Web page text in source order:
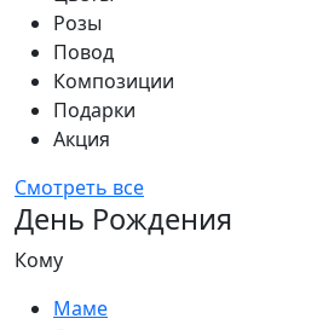
Розы
Повод
Композиции
Подарки
Акция
Смотреть все
День Рождения
Кому
Маме